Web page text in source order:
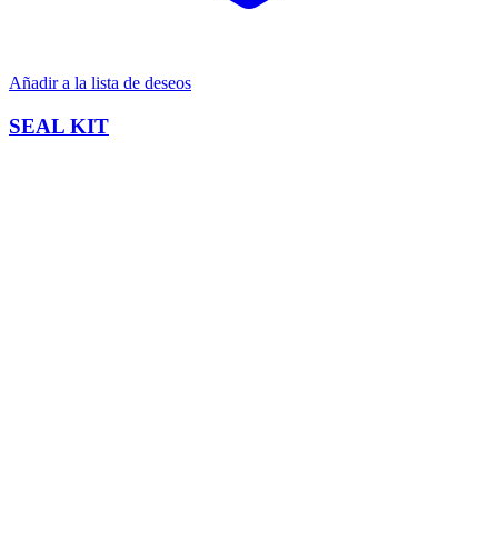
Añadir a la lista de deseos
SEAL KIT